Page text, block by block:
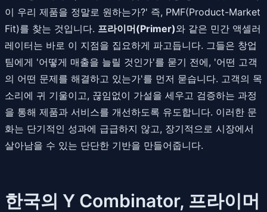
이 우리 제품을 정말로 원하는가?' 즉, PMF(Product-Market
Fit)를 찾는 것입니다. 프라이머(Primer)와 같은 민간 액셀러
레이터는 바로 이 지점을 집요하게 파고듭니다. 그들은 창업
팀에게 '어떻게 매출을 늘릴 것인가'를 묻기 전에, '어떤 고객
의 어떤 문제를 해결하고 있는가'를 먼저 묻습니다. 고객의 목
소리에 귀 기울이고, 끊임없이 가설을 세우고 검증하는 과정
을 통해 제품과 서비스를 개선하도록 유도합니다. 이러한 문
화는 단기적인 성과에 급급하지 않고, 장기적으로 시장에서
살아남을 수 있는 단단한 기반을 만들어줍니다.
한국의 Y Combinator, 프라이머